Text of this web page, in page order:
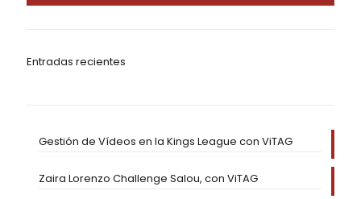
Entradas recientes
Gestión de Vídeos en la Kings League con ViTAG
Zaira Lorenzo Challenge Salou, con ViTAG